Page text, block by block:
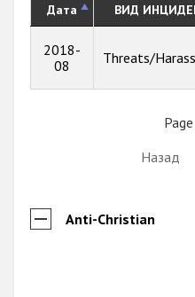
Дата ВИД
2018-
08
Threats/
Назад
Anti-Christian